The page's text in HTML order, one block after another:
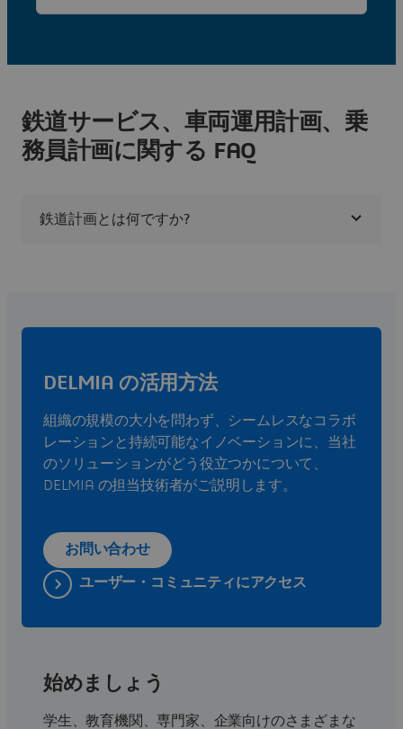
鉄道サービス、車両運用計画、乗
務員計画に関する FAQ
鉄道計画とは何ですか?
DELMIA の活用方法
組織の規模の大小を問わず、シームレスなコラボ
レーションと持続可能なイノベーションに、当社
のソリューションがどう役立つかについて、
DELMIA の担当技術者がご説明します。
お問い合わせ
ユーザー・コミュニティにアクセス
始めましょう
学生、教育機関、専門家、企業向けのさまざまな